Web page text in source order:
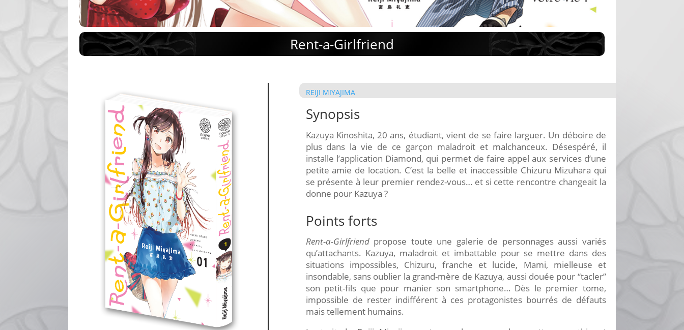
Rent-a-Girlfriend
REIJI MIYAJIMA
Synopsis
Kazuya Kinoshita, 20 ans, étudiant, vient de se faire larguer. Un déboire de
plus dans la vie de ce garçon maladroit et malchanceux. Désespéré, il
installe l’application Diamond, qui permet de faire appel aux services d’une
petite amie de location. C’est la belle et inaccessible Chizuru Mizuhara qui
se présente à leur premier rendez-vous… et si cette rencontre changeait la
donne pour Kazuya ?
Points forts
Rent-a-Girlfriend propose toute une galerie de personnages aussi variés
qu’attachants. Kazuya, maladroit et imbattable pour se mettre dans des
situations impossibles, Chizuru, franche et lucide, Mami, mielleuse et
insondable, sans oublier la grand-mère de Kazuya, aussi douée pour “tacler”
son petit-fils que pour manier son smartphone… Dès le premier tome,
impossible de rester indifférent à ces protagonistes bourrés de défauts
mais tellement humains.